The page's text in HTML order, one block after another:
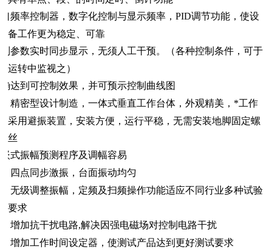
频率控制器，数字化控制与显示频率，PID调节功能，使设
备工作更为稳定、可靠
参数实时同步显示，无须人工干预。（各种控制条件，可于
运转中监视之）
达到可控制效果，并可预示控制曲线图
精密型设计制造，一体式垂直工作台体，外观精美，*工作
采用避振装置，安装方便，运行平稳，无需安装地脚固定螺
丝
式振幅预测程序及调幅容易
四点同步激振，台面振动均匀
无级调整振幅，定频及扫频操作功能适应不同行业多种试验
要求
增加抗干扰电路,解决因强电磁场对控制电路干扰
增加工作时间设定器，使测试产品达到更好测试要求